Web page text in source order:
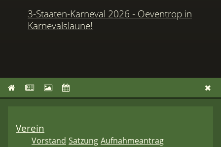
3-Staaten-Karneval 2026 - Oeventrop in
Karnevalslaune!
Verein
Vorstand Satzung Aufnahmeantrag